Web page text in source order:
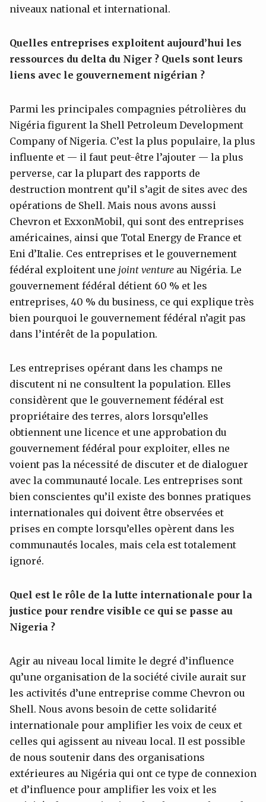
niveaux national et international.
Quelles entreprises exploitent aujourd’hui les
ressources du delta du Niger ? Quels sont leurs
liens avec le gouvernement nigérian ?
Parmi les principales compagnies pétrolières du
Nigéria figurent la Shell Petroleum Development
Company of Nigeria. C’est la plus populaire, la plus
influente et — il faut peut-être l’ajouter — la plus
perverse, car la plupart des rapports de
destruction montrent qu’il s’agit de sites avec des
opérations de Shell. Mais nous avons aussi
Chevron et ExxonMobil, qui sont des entreprises
américaines, ainsi que Total Energy de France et
Eni d’Italie. Ces entreprises et le gouvernement
fédéral exploitent une joint venture au Nigéria. Le
gouvernement fédéral détient 60 % et les
entreprises, 40 % du business, ce qui explique très
bien pourquoi le gouvernement fédéral n’agit pas
dans l’intérêt de la population.
Les entreprises opérant dans les champs ne
discutent ni ne consultent la population. Elles
considèrent que le gouvernement fédéral est
propriétaire des terres, alors lorsqu’elles
obtiennent une licence et une approbation du
gouvernement fédéral pour exploiter, elles ne
voient pas la nécessité de discuter et de dialoguer
avec la communauté locale. Les entreprises sont
bien conscientes qu’il existe des bonnes pratiques
internationales qui doivent être observées et
prises en compte lorsqu’elles opèrent dans les
communautés locales, mais cela est totalement
ignoré.
Quel est le rôle de la lutte internationale pour la
justice pour rendre visible ce qui se passe au
Nigeria ?
Agir au niveau local limite le degré d’influence
qu’une organisation de la société civile aurait sur
les activités d’une entreprise comme Chevron ou
Shell. Nous avons besoin de cette solidarité
internationale pour amplifier les voix de ceux et
celles qui agissent au niveau local. Il est possible
de nous soutenir dans des organisations
extérieures au Nigéria qui ont ce type de connexion
et d’influence pour amplifier les voix et les